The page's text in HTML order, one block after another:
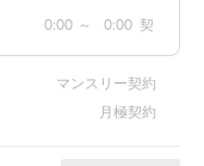
0:00 ～ 0:00 契
マンスリー契約
月極契約